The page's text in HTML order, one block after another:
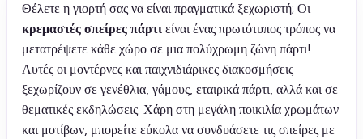
Θέλετε η γιορτή σας να είναι πραγματικά ξεχωριστή; Οι
κρεμαστές σπείρες πάρτι είναι ένας πρωτότυπος τρόπος να
μετατρέψετε κάθε χώρο σε μια πολύχρωμη ζώνη πάρτι!
Αυτές οι μοντέρνες και παιχνιδιάρικες διακοσμήσεις
ξεχωρίζουν σε γενέθλια, γάμους, εταιρικά πάρτι, αλλά και σε
θεματικές εκδηλώσεις. Χάρη στη μεγάλη ποικιλία χρωμάτων
και μοτίβων, μπορείτε εύκολα να συνδυάσετε τις σπείρες με